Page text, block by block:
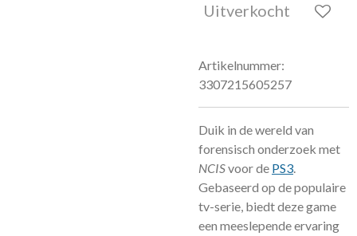
Uitverkocht
Artikelnummer:
3307215605257
Duik in de wereld van
forensisch onderzoek met
NCISvoor de PS3.
Gebaseerd op de populaire
tv-serie, biedt deze game
een meeslepende ervaring